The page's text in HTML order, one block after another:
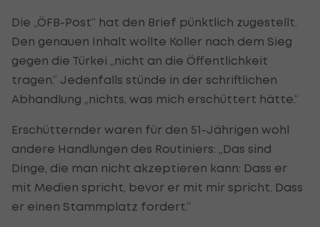
Die „ÖFB-Post“ hat den Brief pünktlich zugestellt.
Den genauen Inhalt wollte Koller nach dem Sieg
gegen die Türkei „nicht an die Öffentlichkeit
tragen.“ Jedenfalls stünde in der schriftlichen
Abhandlung „nichts, was mich erschüttert hätte.“
Erschütternder waren für den 51-Jährigen wohl
andere Handlungen des Routiniers: „Das sind
Dinge, die man nicht akzeptieren kann: Dass er
mit Medien spricht, bevor er mit mir spricht. Dass
er einen Stammplatz fordert.“